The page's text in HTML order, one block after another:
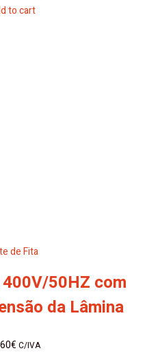
to cart
de Fita
50HZ com
da Lâmina
€ C/IVA